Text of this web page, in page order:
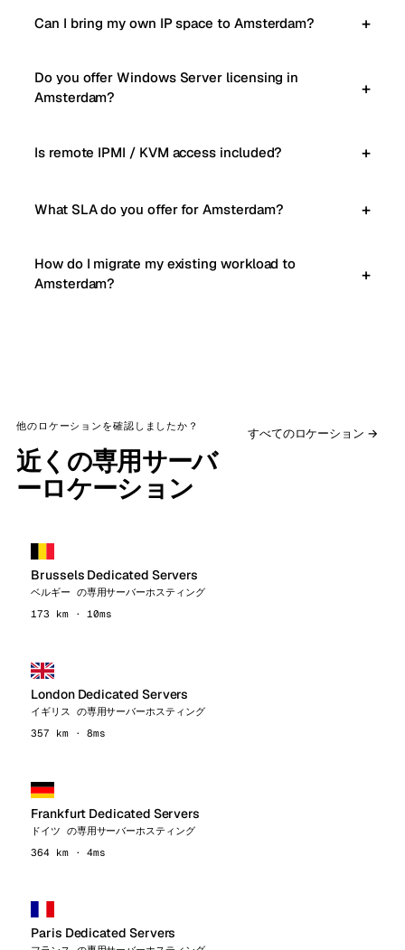
Can I bring my own IP space to Amsterdam?
Do you offer Windows Server licensing in
Amsterdam?
Is remote IPMI / KVM access included?
What SLA do you offer for Amsterdam?
How do I migrate my existing workload to
Amsterdam?
他のロケーションを確認しましたか？
近くの専用サーバ
ーロケーション
すべてのロケーション →
Brussels Dedicated Servers
ベルギー の専用サーバーホスティング
173 km · 10ms
London Dedicated Servers
イギリス の専用サーバーホスティング
357 km · 8ms
Frankfurt Dedicated Servers
ドイツ の専用サーバーホスティング
364 km · 4ms
Paris Dedicated Servers